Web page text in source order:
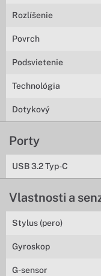
Rozlíšenie
Povrch
Podsvietenie
Technológia
Dotykový
Porty
USB 3.2 Typ-C
Vlastnosti a
Stylus (pero)
Gyroskop
G-sensor